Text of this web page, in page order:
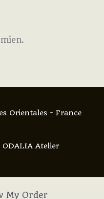
Orientales - France
Atelier
My Order